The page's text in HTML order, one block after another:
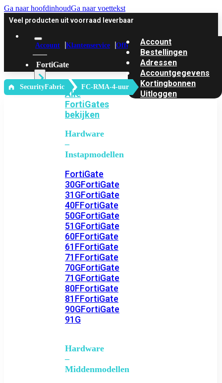
Ga naar hoofdinhoudGa naar voettekst
Veel producten uit voorraad leverbaar
Account Klantenservice Offerte
FortiGate
Alle
FortiGates
bekijken
Hardware
–
Instapmodellen
FortiGate
30GFortiGate
31GFortiGate
40FFortiGate
50GFortiGate
51GFortiGate
60FFortiGate
61FFortiGate
71FFortiGate
70GFortiGate
71GFortiGate
80FFortiGate
81FFortiGate
90GFortiGate
91G
Hardware
–
Middenmodellen
Account
Bestellingen
Adressen
Accountgegevens
Kortingbonnen
Uitloggen
‎ SecurityFabric FC-RMA-4-uur